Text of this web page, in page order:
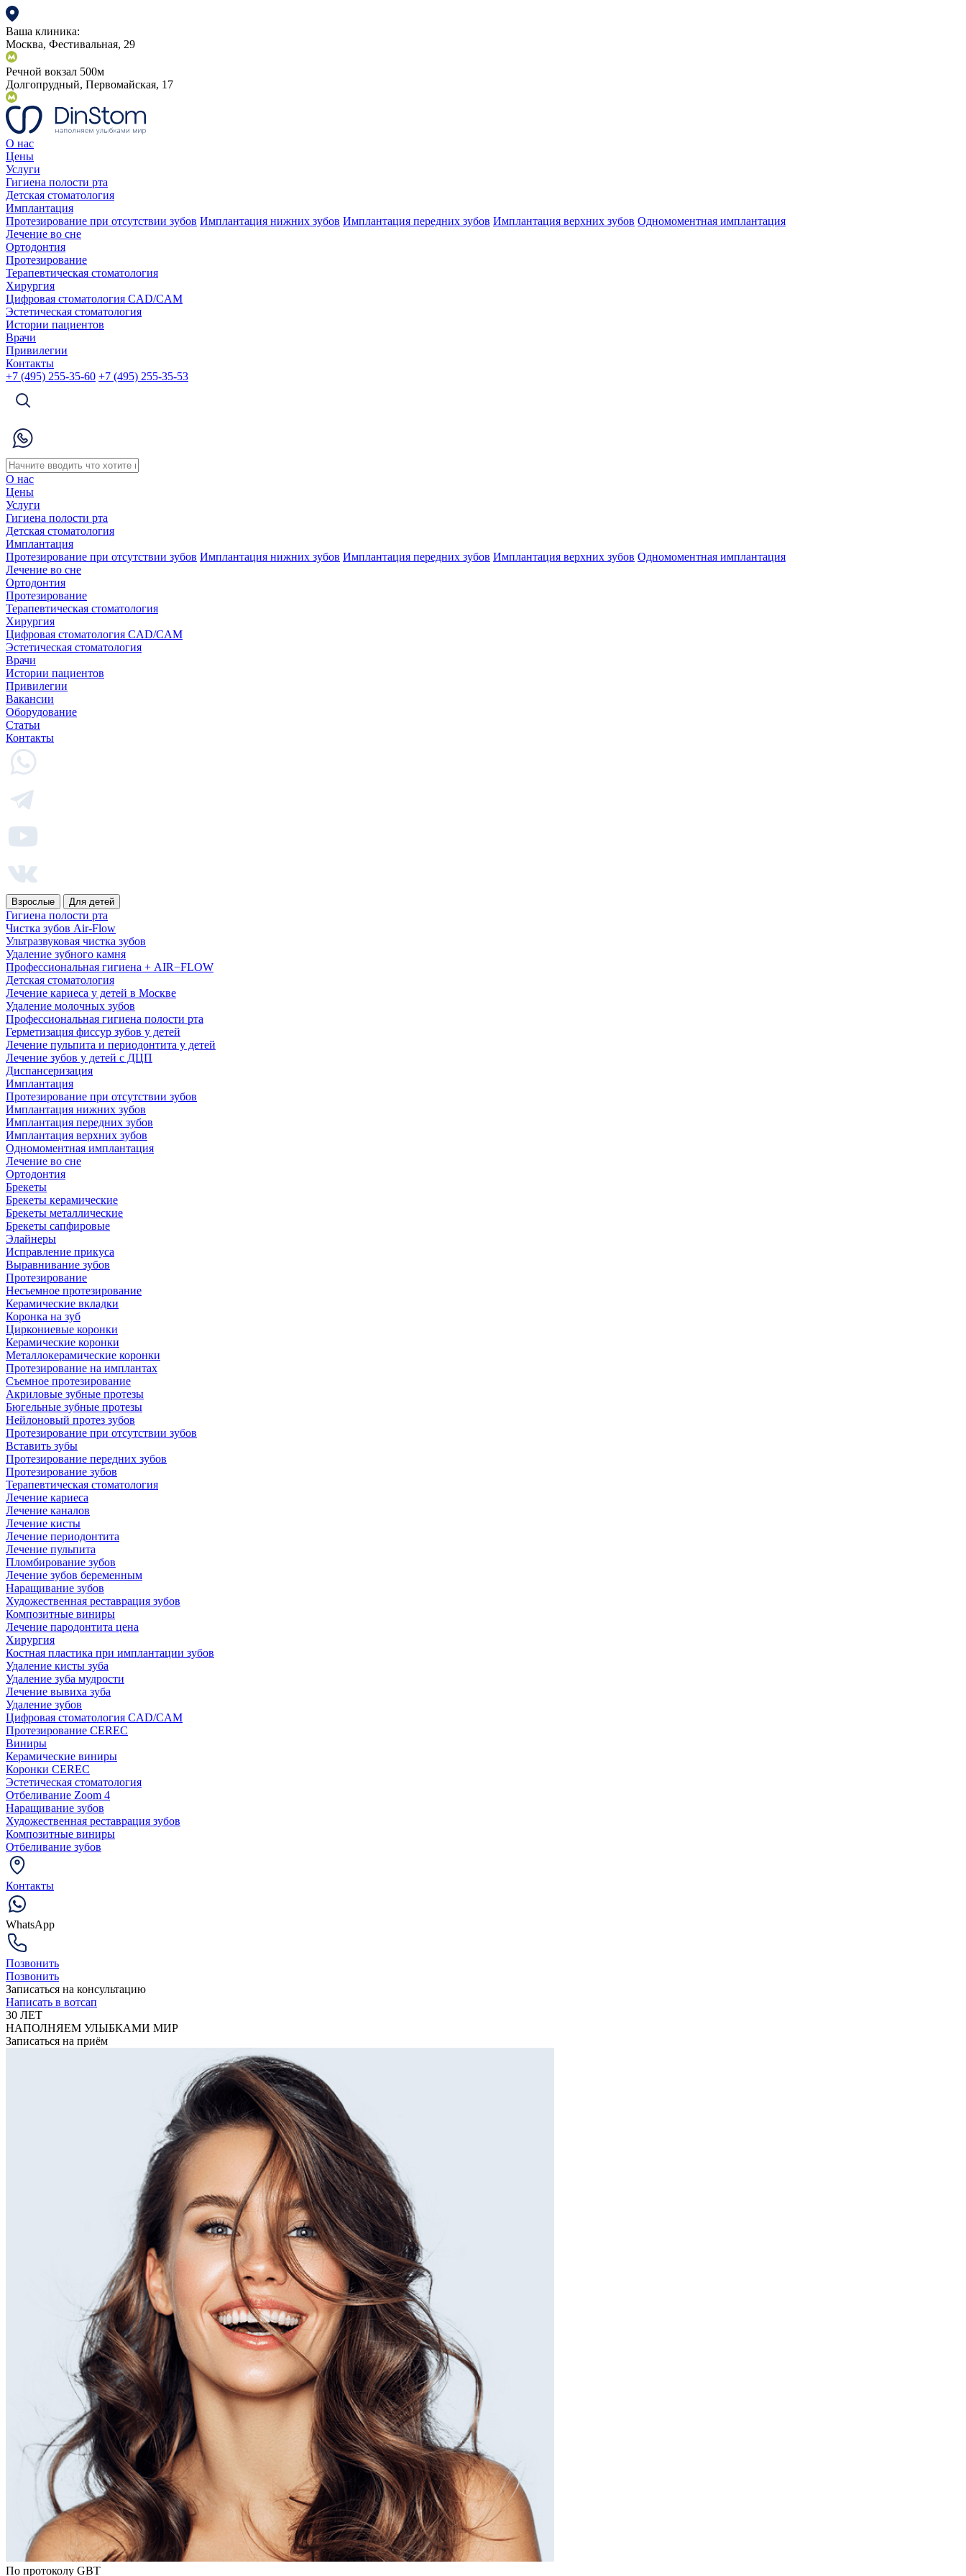
Ваша клиника:
Москва, Фестивальная, 29
Речной вокзал 500м
Долгопрудный, Первомайская, 17
О нас
Цены
Услуги
Гигиена полости рта
Детская стоматология
Имплантация
Протезирование при отсутствии зубов Имплантация нижних зубов Имплантация передних зубов Имплантация верхних зубов Одномоментная имплантация
Лечение во сне
Ортодонтия
Протезирование
Терапевтическая стоматология
Хирургия
Цифровая стоматология CAD/CAM
Эстетическая стоматология
Истории пациентов
Врачи
Привилегии
Контакты
+7 (495) 255-35-60 +7 (495) 255-35-53
О нас
Цены
Услуги
Гигиена полости рта
Детская стоматология
Имплантация
Протезирование при отсутствии зубов Имплантация нижних зубов Имплантация передних зубов Имплантация верхних зубов Одномоментная имплантация
Лечение во сне
Ортодонтия
Протезирование
Терапевтическая стоматология
Хирургия
Цифровая стоматология CAD/CAM
Эстетическая стоматология
Врачи
Истории пациентов
Привилегии
Вакансии
Оборудование
Статьи
Контакты
Взрослые Для детей
Гигиена полости рта
Чистка зубов Air-Flow
Ультразвуковая чистка зубов
Удаление зубного камня
Профессиональная гигиена + AIR−FLOW
Детская стоматология
Лечение кариеса у детей в Москве
Удаление молочных зубов
Профессиональная гигиена полости рта
Герметизация фиссур зубов у детей
Лечение пульпита и периодонтита у детей
Лечение зубов у детей с ДЦП
Диспансеризация
Имплантация
Протезирование при отсутствии зубов
Имплантация нижних зубов
Имплантация передних зубов
Имплантация верхних зубов
Одномоментная имплантация
Лечение во сне
Ортодонтия
Брекеты
Брекеты керамические
Брекеты металлические
Брекеты сапфировые
Элайнеры
Исправление прикуса
Выравнивание зубов
Протезирование
Несъемное протезирование
Керамические вкладки
Коронка на зуб
Циркониевые коронки
Керамические коронки
Металлокерамические коронки
Протезирование на имплантах
Съемное протезирование
Акриловые зубные протезы
Бюгельные зубные протезы
Нейлоновый протез зубов
Протезирование при отсутствии зубов
Вставить зубы
Протезирование передних зубов
Протезирование зубов
Терапевтическая стоматология
Лечение кариеса
Лечение каналов
Лечение кисты
Лечение периодонтита
Лечение пульпита
Пломбирование зубов
Лечение зубов беременным
Наращивание зубов
Художественная реставрация зубов
Композитные виниры
Лечение пародонтита цена
Хирургия
Костная пластика при имплантации зубов
Удаление кисты зуба
Удаление зуба мудрости
Лечение вывиха зуба
Удаление зубов
Цифровая стоматология CAD/CAM
Протезирование CEREC
Виниры
Керамические виниры
Коронки CEREC
Эстетическая стоматология
Отбеливание Zoom 4
Наращивание зубов
Художественная реставрация зубов
Композитные виниры
Отбеливание зубов
Контакты
WhatsApp
Позвонить
Позвонить
Записаться на консультацию
Написать в вотсап
30 ЛЕТ
НАПОЛНЯЕМ УЛЫБКАМИ МИР
Записаться на приём
По протоколу GBT